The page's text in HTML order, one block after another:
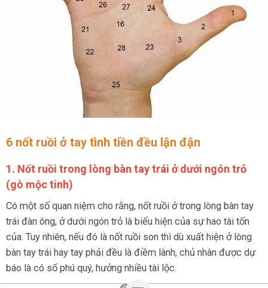
6 nốt ruồi ở tay tình tiền đều lận đận
1. Nốt ruồi trong lòng bàn tay trái ở dưới ngón trỏ
(gò mộc tinh)
Có một số quan niệm cho rằng, nốt ruồi ở trong lòng bàn tay
trái đàn ông, ở dưới ngón trỏ là biểu hiện của sự hao tài tốn
của. Tuy nhiên, nếu đó là nốt ruồi son thì dù xuất hiện ở lòng
bàn tay trái hay tay phải đều là điềm lành, chủ nhân được dự
báo là có số phú quý, hưởng nhiều tài lộc.